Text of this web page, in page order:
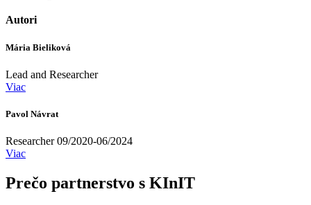
Autori
Mária Bieliková
Lead and Researcher
Viac
Pavol Návrat
Researcher 09/2020-06/2024
Viac
Prečo partnerstvo s KInIT